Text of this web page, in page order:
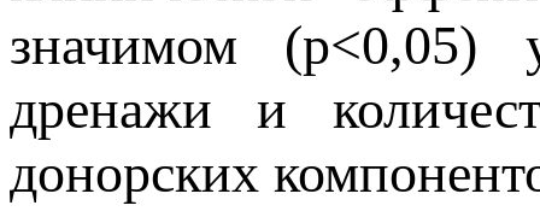
значимом (p<0,05)
дренажи и
донорских